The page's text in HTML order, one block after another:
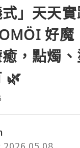
式」天天實
好魔
，點燭
🌿